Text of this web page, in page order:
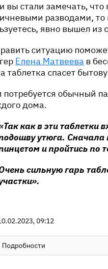
вы стали замечать,
разводами, то
явно вышел из
ситуацию
Елена Матвеева в
таблетка спасет
потребуется обычный
дома.
как в эти таблетки
утюга. Сначала
и пройтись по
сильную гарь
09:12
Подробности